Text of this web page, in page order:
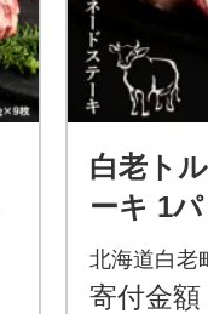
白老ト
ーキ 1
180g)×3
北海道白老
寄付金額